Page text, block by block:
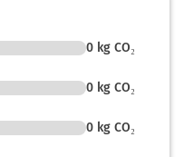
0 kg CO₂
0 kg CO₂
0 kg CO₂